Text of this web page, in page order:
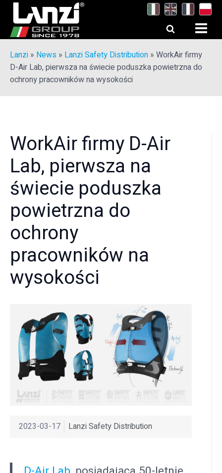
Lanzi » News » Lanzi Safety Distribution » WorkAir firmy
D-Air Lab, pierwsza na świecie poduszka powietrzna do
ochrony pracowników na wysokości
WorkAir firmy D-Air
Lab, pierwsza na
świecie poduszka
powietrzna do
ochrony
pracowników na
wysokości
2023-03-17 Lanzi Safety Distribution